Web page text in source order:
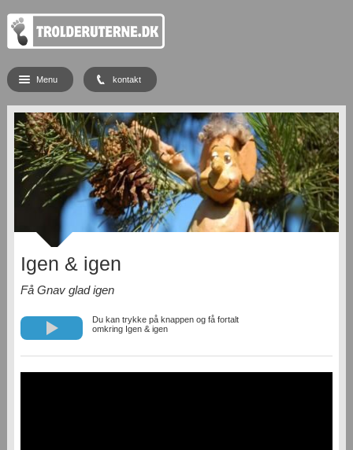
Igen & igen
Få Gnav glad igen
Du kan trykke på knappen og få fortalt
omkring Igen & igen
Menu kontakt